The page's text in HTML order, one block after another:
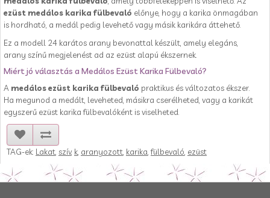
ezüst medálos karika fülbevaló előnye, hogy a karika önmagában
is hordható, a medál pedig levehető vagy másik karikára áttehető.
Ez a modell 24 karátos arany bevonattal készült, amely elegáns,
arany színű megjelenést ad az ezüst alapú ékszernek.
Miért jó választás a Medálos Ezüst Karika Fülbevaló?
A medálos ezüst karika fülbevaló praktikus és változatos ékszer.
Ha megunod a medált, leveheted, másikra cserélheted, vagy a karikát
egyszerű ezüst karika fülbevalóként is viselheted.
TAG-ek: Lakat szív, k aranyozott karika ,fülbevaló ezüst